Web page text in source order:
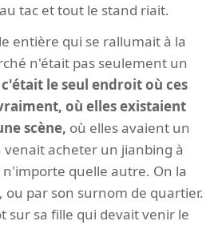
tac et tout le stand riait.
entière qui se rallumait à la
n'était pas seulement un
c'était le seul endroit où ces
où elles existaient
scène, où elles avaient un
venait acheter un jianbing à
n'importe quelle autre. On la
ou par son surnom de quartier.
sur sa fille qui devait venir le